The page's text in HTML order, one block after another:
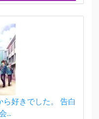
好きでした。 告白
...